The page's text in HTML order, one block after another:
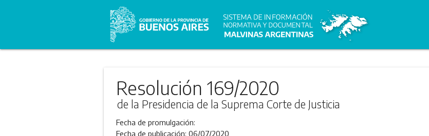
Resolución 169/2020
de la Presidencia de la Suprema Corte de Justicia
Fecha de promulgación:
Fecha de publicación: 06/07/2020